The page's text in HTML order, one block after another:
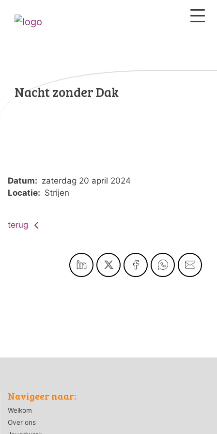
Nacht zonder Dak
Datum: zaterdag 20 april 2024
Locatie: Strijen
terug
Navigeer naar:
Welkom
Over ons